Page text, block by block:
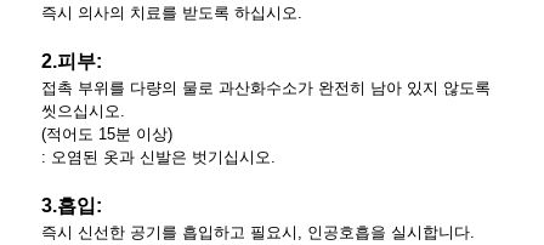
즉시 의사의 치료를 받도록 하십시오.
2.피부:
접촉 부위를 다량의 물로 과산화수소가 완전히 남아 있지 않도록
씻으십시오.
(적어도 15분 이상)
: 오염된 옷과 신발은 벗기십시오.
3.흡입:
즉시 신선한 공기를 흡입하고 필요시, 인공호흡을 실시합니다.